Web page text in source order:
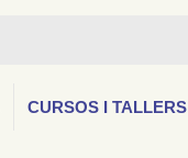
CURSOS I TALLERS